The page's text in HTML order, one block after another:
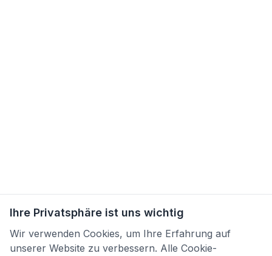
Ihre Privatsphäre ist uns wichtig
Wir verwenden Cookies, um Ihre Erfahrung auf
unserer Website zu verbessern. Alle Cookie-